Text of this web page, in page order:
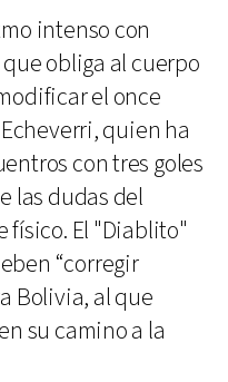
intenso con
obliga al cuerpo
el once
quien ha
con tres goles
las dudas del
físico. El "Diablito"
“corregir
Bolivia, al que
su camino a la